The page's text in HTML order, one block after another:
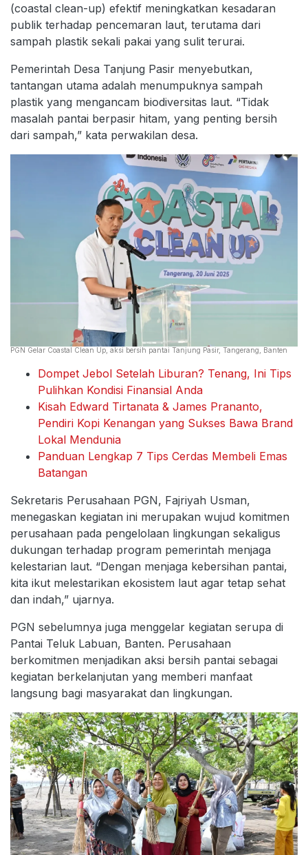
(coastal clean-up) efektif meningkatkan kesadaran
publik terhadap pencemaran laut, terutama dari
sampah plastik sekali pakai yang sulit terurai.
Pemerintah Desa Tanjung Pasir menyebutkan,
tantangan utama adalah menumpuknya sampah
plastik yang mengancam biodiversitas laut. “Tidak
masalah pantai berpasir hitam, yang penting bersih
dari sampah,” kata perwakilan desa.
PGN Gelar Coastal Clean Up, aksi bersih pantai Tanjung Pasir, Tangerang, Banten
Dompet Jebol Setelah Liburan? Tenang, Ini Tips
Pulihkan Kondisi Finansial Anda
Kisah Edward Tirtanata & James Prananto,
Pendiri Kopi Kenangan yang Sukses Bawa Brand
Lokal Mendunia
Panduan Lengkap 7 Tips Cerdas Membeli Emas
Batangan
Sekretaris Perusahaan PGN, Fajriyah Usman,
menegaskan kegiatan ini merupakan wujud komitmen
perusahaan pada pengelolaan lingkungan sekaligus
dukungan terhadap program pemerintah menjaga
kelestarian laut. “Dengan menjaga kebersihan pantai,
kita ikut melestarikan ekosistem laut agar tetap sehat
dan indah,” ujarnya.
PGN sebelumnya juga menggelar kegiatan serupa di
Pantai Teluk Labuan, Banten. Perusahaan
berkomitmen menjadikan aksi bersih pantai sebagai
kegiatan berkelanjutan yang memberi manfaat
langsung bagi masyarakat dan lingkungan.